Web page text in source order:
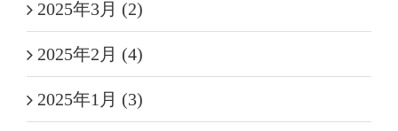
2025年3月 (2)
2025年2月 (4)
2025年1月 (3)